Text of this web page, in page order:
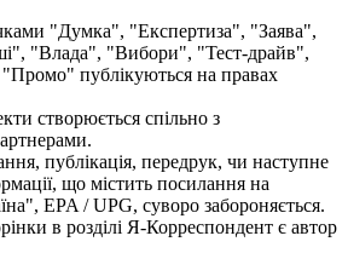
"Думка", "Експертиза", "Заява",
"Влада", "Вибори", "Тест-драйв",
публікуються на правах
створюється спільно з
публікація, передрук, чи наступне
що містить посилання на
EPA / UPG, суворо забороняється.
в розділі Я-Корреспондент є автор